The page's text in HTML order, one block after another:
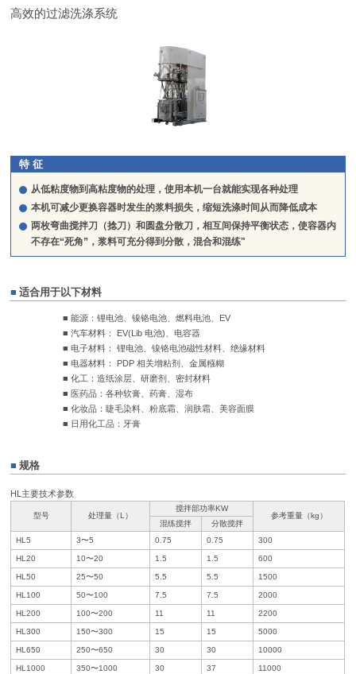
高效的过滤洗涤系统
特 征
从低粘度物到高粘度物的处理，使用本机一台就能实现各种处理
本机可减少更换容器时发生的浆料损失，缩短洗涤时间从而降低成本
两枚弯曲搅拌刀（捻刀）和圆盘分散刀，相互间保持平衡状态，使容器内
不存在“死角”，浆料可充分得到分散，混合和混练"
■ 适合用于以下材料
■ 能源：锂电池、镍铬电池、燃料电池、EV
■ 汽车材料： EV(Lib 电池)、电容器
■ 电子材料： 锂电池、镍铬电池磁性材料、绝缘材料
■ 电器材料： PDP 相关增粘剂、金属糨糊
■ 化工：造纸涂层、研磨剂、密封材料
■ 医药品：各种软膏、药膏、湿布
■ 化妆品：睫毛染料、粉底霜、润肤霜、美容面膜
■ 日用化工品：牙膏
■ 规格
HL主要技术参数
型号 处理量（L）
搅拌部功率KW
参考重量（kg）
混练搅拌
分散搅拌
HL5
3〜5 0.75 0.75 300
HL20 10〜20 1.5 1.5 600
HL50 25〜50 5.5 5.5 1500
HL100 50〜100 7.5 7.5 2000
HL200 100〜200 11 11 2200
HL300 150〜300 15 15 5000
HL650 250〜650 30 30 10000
HL1000 350〜1000 30 37 11000